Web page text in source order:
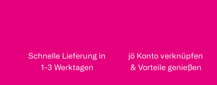
Schnelle Lieferung in
1-3 Werktagen
jö Konto verknüpfen
& Vorteile genießen